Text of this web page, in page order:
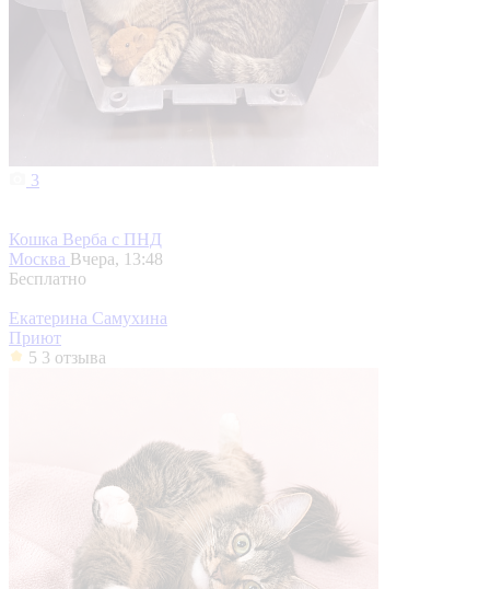
3
Кошка Верба с ПНД
Москва Вчера, 13:48
Бесплатно
Екатерина Самухина
Приют
5 3 отзыва